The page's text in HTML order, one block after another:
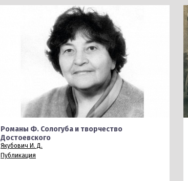
Романы Ф. Сологуба и творчество
Достоевского
Якубович И. Д.
Публикация